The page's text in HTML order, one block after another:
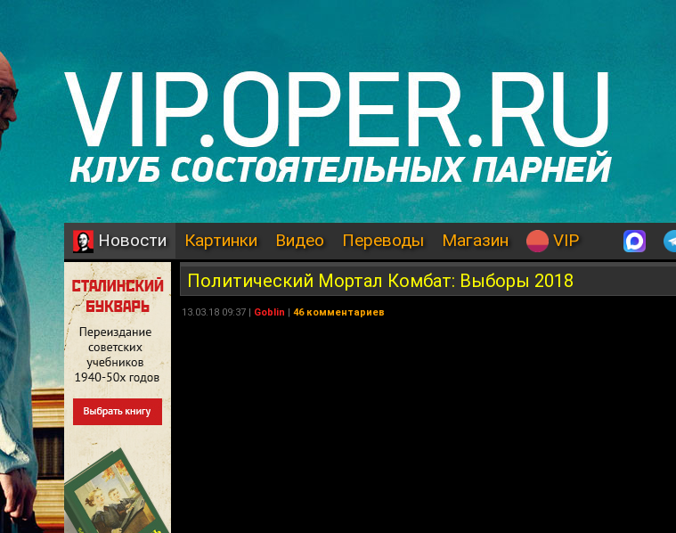
Новости Картинки Видео Переводы Магазин VIP
Политический Мортал Комбат: Выборы 2018
13.03.18 09:37 | Goblin | 46 комментариев